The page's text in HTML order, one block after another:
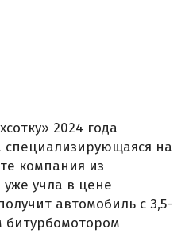
2024 года
специализирующаяся на
компания из
уже учла в цене
автомобиль с 3,5-